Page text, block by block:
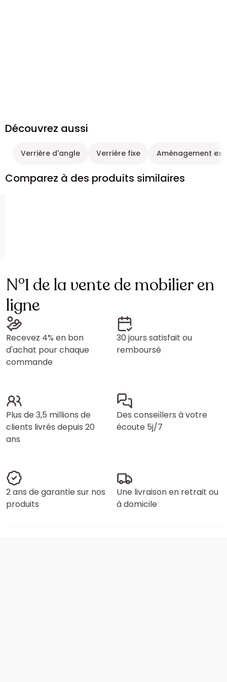
Découvrez aussi
Verrière d'angle Verrière fixe Aménagement
Comparez à des produits similaires
N°1 de la vente de mobilier en
ligne
Recevez 4% en bon
d'achat pour chaque
commande
30 jours satisfait ou
remboursé
Plus de 3,5 millions de
clients livrés depuis 20
ans
Des conseillers à votre
écoute 5j/7
2 ans de garantie sur nos
produits
Une livraison en retrait ou
à domicile